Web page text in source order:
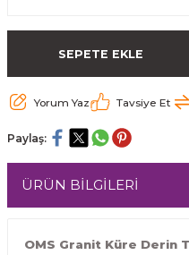
SEPETE EKLE
Yorum Yaz Tavsiye Et
Paylaş:
ÜRÜN BİLGİLERİ
OMS Granit Küre Derin